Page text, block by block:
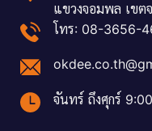
แขวงจอมพล เขต
โทร: 08-3656-
จันทร์ ถึงศุกร์